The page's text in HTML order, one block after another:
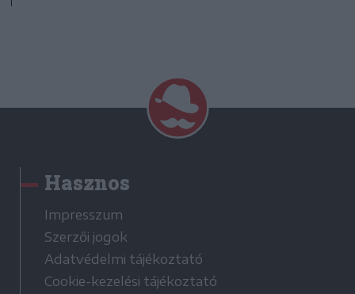
Hasznos
Impresszum
Szerzői jogok
Adatvédelmi tájékoztató
Cookie-kezelési tájékoztató